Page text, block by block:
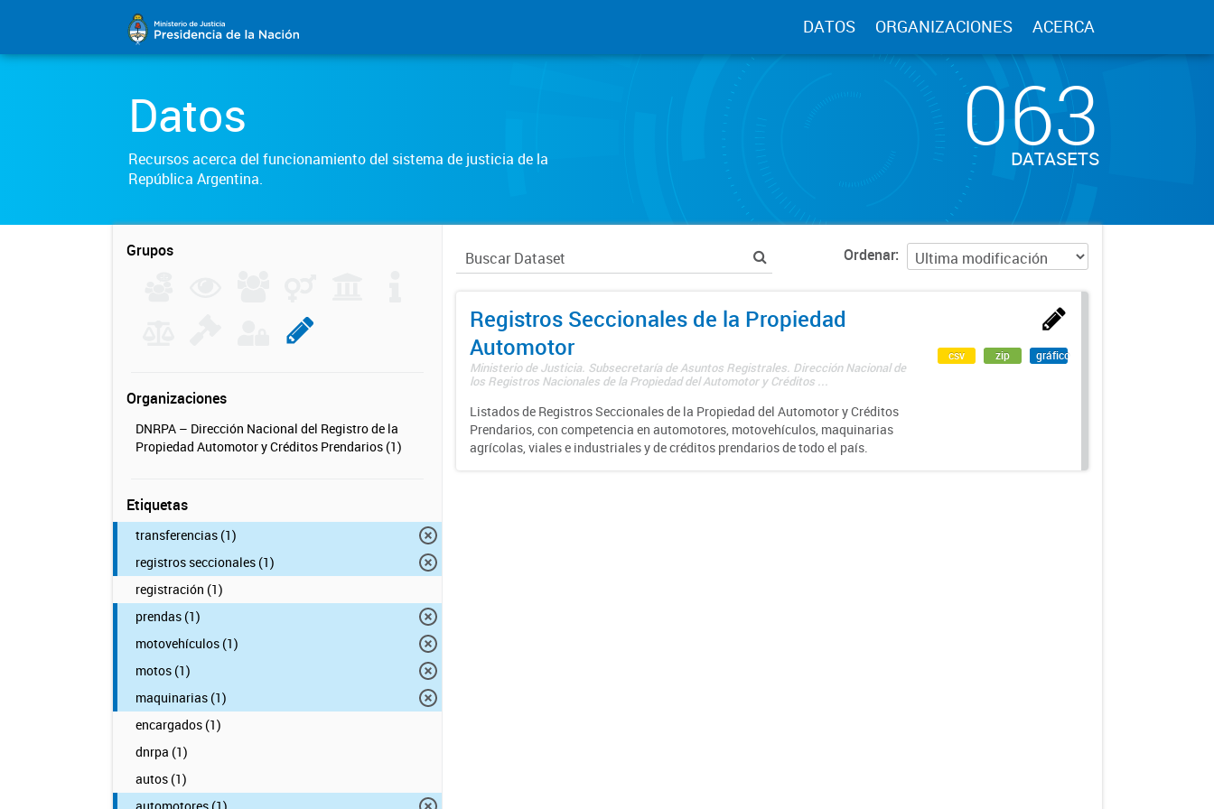
DATOS ORGANIZACIONES ACERCA
Datos
Recursos acerca del funcionamiento del sistema de justicia de la
República Argentina.
063
DATASETS
Grupos
Organizaciones
DNRPA – Dirección Nacional del Registro de la
Propiedad Automotor y Créditos Prendarios (1)
Etiquetas
transferencias (1)
registros seccionales (1)
registración (1)
prendas (1)
motovehículos (1)
motos (1)
maquinarias (1)
encargados (1)
dnrpa (1)
autos (1)
Ordenar
Registros Seccionales de la Propiedad
Automotor
Ministerio de Justicia. Subsecretaría de Asuntos Registrales. Dirección Nacional de
los Registros Nacionales de la Propiedad del Automotor y Créditos ...
Listados de Registros Seccionales de la Propiedad del Automotor y Créditos
Prendarios, con competencia en automotores, motovehículos, maquinarias
agrícolas, viales e industriales y de créditos prendarios de todo el país.
csv zip gráfico